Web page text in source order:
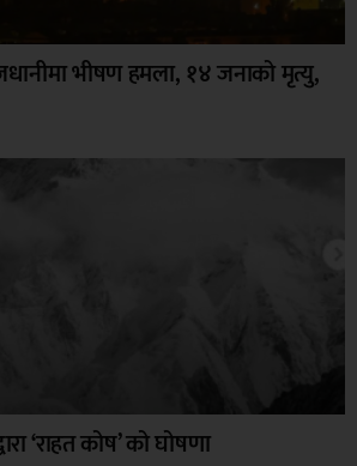
भीषण हमला, १४ जनाको मृत्यु,
‘राहत कोष’ को घोषणा